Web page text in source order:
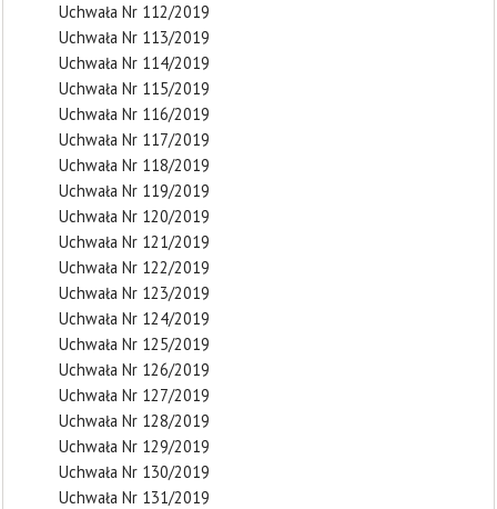
Uchwała Nr 112/2019
Uchwała Nr 113/2019
Uchwała Nr 114/2019
Uchwała Nr 115/2019
Uchwała Nr 116/2019
Uchwała Nr 117/2019
Uchwała Nr 118/2019
Uchwała Nr 119/2019
Uchwała Nr 120/2019
Uchwała Nr 121/2019
Uchwała Nr 122/2019
Uchwała Nr 123/2019
Uchwała Nr 124/2019
Uchwała Nr 125/2019
Uchwała Nr 126/2019
Uchwała Nr 127/2019
Uchwała Nr 128/2019
Uchwała Nr 129/2019
Uchwała Nr 130/2019
Uchwała Nr 131/2019